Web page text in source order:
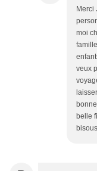
Merci
moi
veux
belle